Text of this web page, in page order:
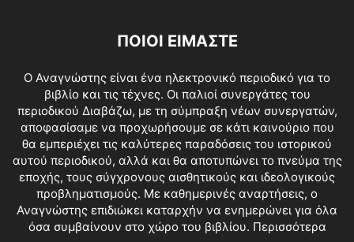
ΠΟΙΟΙ ΕΙΜΑΣΤΕ
O Αναγνώστης είναι ένα ηλεκτρονικό περιοδικό για το
βιβλίο και τις τέχνες. Οι παλιοί συνεργάτες του
περιοδικού Διαβάζω, με τη σύμπραξη νέων συνεργατών,
αποφασίσαμε να προχωρήσουμε σε κάτι καινούριο που
θα εμπεριέχει τις καλύτερες παραδόσεις του ιστορικού
αυτού περιοδικού, αλλά και θα αποτυπώνει το πνεύμα της
εποχής, τους σύγχρονους αισθητικούς και ιδεολογικούς
προβληματισμούς. Με καθημερινές αναρτήσεις, ο
Αναγνώστης επιδιώκει καταρχήν να ενημερώνει για όλα
όσα συμβαίνουν στο χώρο του βιβλίου. Περισσότερα